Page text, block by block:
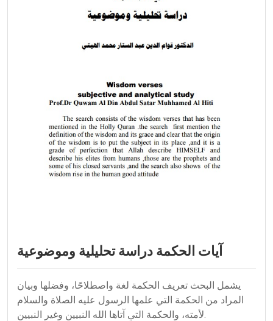
آيات الحكمة دراسة تحليلية وموضوعية
يشمل البحث تعريف الحكمة لغة واصطلاحًا، وفضلها وبيان
المراد من الحكمة التي علمها الرسول عليه الصلاة والسلام
لأمته، والحكمة التي آتاها الله النبيين وغير النبيين.